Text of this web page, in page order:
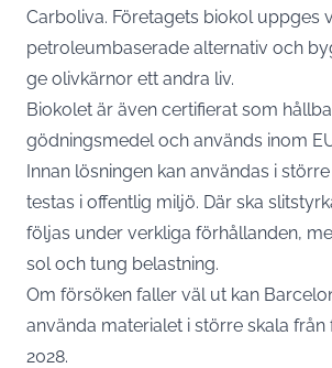
Carboliva. Företagets biokol uppges
petroleumbaserade alternativ och
ge olivkärnor ett andra liv.
Biokolet är även certifierat som
gödningsmedel och används inom
Innan lösningen kan användas i
testas i offentlig miljö. Där ska
följas under verkliga förhållanden,
sol och tung belastning.
Om försöken faller väl ut kan
använda materialet i större skala
2028.